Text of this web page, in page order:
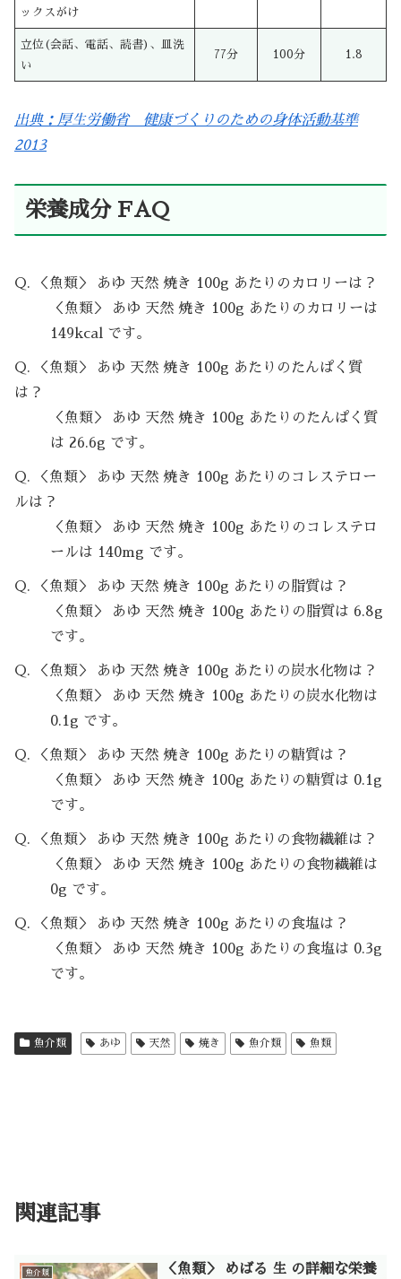
ックスがけ
立位(会話、電話、読書)、皿洗
い
77分 100分 1.8
出典：厚生労働省 健康づくりのための身体活動基準
2013
栄養成分 FAQ
Q. ＜魚類＞ あゆ 天然 焼き 100g あたりのカロリーは？
＜魚類＞ あゆ 天然 焼き 100g あたりのカロリーは
149kcal です。
Q. ＜魚類＞ あゆ 天然 焼き 100g あたりのたんぱく質
は？
＜魚類＞ あゆ 天然 焼き 100g あたりのたんぱく質
は 26.6g です。
Q. ＜魚類＞ あゆ 天然 焼き 100g あたりのコレステロー
ルは？
＜魚類＞ あゆ 天然 焼き 100g あたりのコレステロ
ールは 140mg です。
Q. ＜魚類＞ あゆ 天然 焼き 100g あたりの脂質は？
＜魚類＞ あゆ 天然 焼き 100g あたりの脂質は 6.8g
です。
Q. ＜魚類＞ あゆ 天然 焼き 100g あたりの炭水化物は？
＜魚類＞ あゆ 天然 焼き 100g あたりの炭水化物は
0.1g です。
Q. ＜魚類＞ あゆ 天然 焼き 100g あたりの糖質は？
＜魚類＞ あゆ 天然 焼き 100g あたりの糖質は 0.1g
です。
Q. ＜魚類＞ あゆ 天然 焼き 100g あたりの食物繊維は？
＜魚類＞ あゆ 天然 焼き 100g あたりの食物繊維は
0g です。
Q. ＜魚類＞ あゆ 天然 焼き 100g あたりの食塩は？
＜魚類＞ あゆ 天然 焼き 100g あたりの食塩は 0.3g
です。
魚介類 あゆ 天然 焼き 魚介類 魚類
関連記事
魚介類
＜魚類＞ めばる 生 の詳細な栄養